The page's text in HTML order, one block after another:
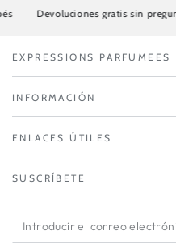
gratis sin preguntas
EXPRESSIONS PARFUMEES
INFORMACIÓN
ENLACES ÚTILES
SUSCRÍBETE
Introducir
el